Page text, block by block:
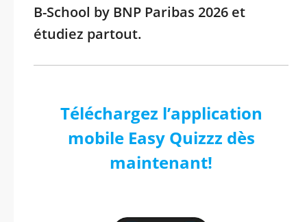
B-School by BNP Paribas 2026 et
étudiez partout.
Téléchargez l’application
mobile Easy Quizzz dès
maintenant!